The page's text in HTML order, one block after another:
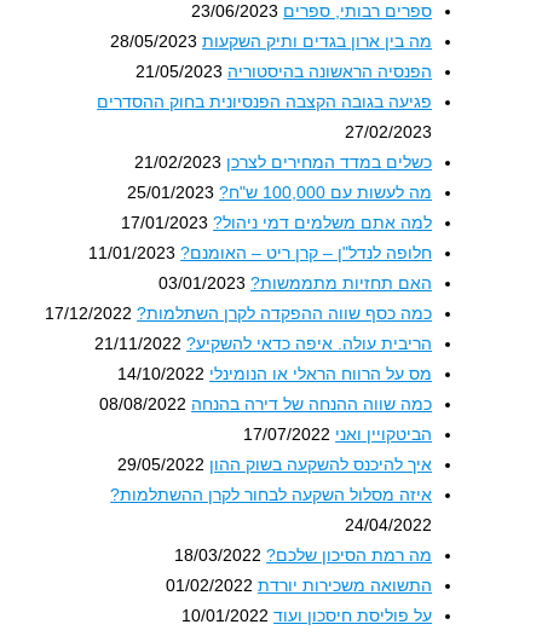
ספרים רבותי, ספרים 23/06/2023
מה בין ארון בגדים ותיק השקעות 28/05/2023
הפנסיה הראשונה בהיסטוריה 21/05/2023
פגיעה בגובה הקצבה הפנסיונית בחוק ההסדרים
27/02/2023
כשלים במדד המחירים לצרכן 21/02/2023
מה לעשות עם 100,000 ש"ח?
25/01/2023
למה אתם משלמים דמי ניהול? 17/01/2023
חלופה לנדל"ן – קרן ריט – האומנם? 11/01/2023
האם תחזיות מתממשות? 03/01/2023
כמה כסף שווה ההפקדה לקרן השתלמות? 17/12/2022
הריבית עולה. איפה כדאי להשקיע? 21/11/2022
מס על הרווח הראלי או הנומינלי 14/10/2022
כמה שווה ההנחה של דירה בהנחה 08/08/2022
הביטקויין ואני 17/07/2022
איך להיכנס להשקעה בשוק ההון 29/05/2022
איזה מסלול השקעה לבחור לקרן ההשתלמות?
24/04/2022
מה רמת הסיכון שלכם? 18/03/2022
התשואה משכירות יורדת 01/02/2022
על פוליסת חיסכון ועוד 10/01/2022